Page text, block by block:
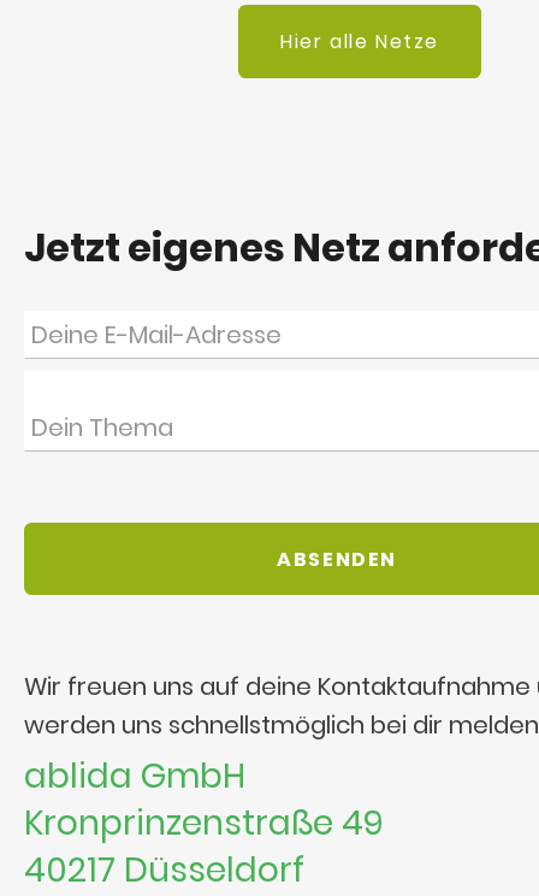
Hier alle Netze
Jetzt eigenes Netz
Wir freuen uns auf deine Kontaktaufnahme
werden uns schnellstmöglich bei dir
ablida GmbH
Kronprinzenstraße 49
40217 Düsseldorf